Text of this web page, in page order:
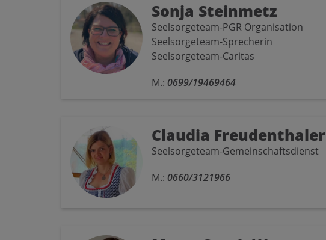
Sonja Steinmetz
Seelsorgeteam-PGR Organisation
Seelsorgeteam-Sprecherin
Seelsorgeteam-Caritas
M.: 0699/19469464
Claudia Freudenthaler
Seelsorgeteam-Gemeinschaftsdienst
M.: 0660/3121966